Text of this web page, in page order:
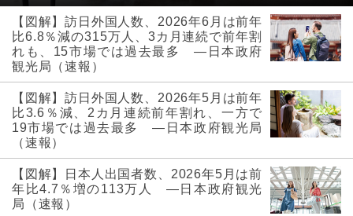
【図解】訪日外国人数、2026年6月は前年
比6.8％減の315万人、3カ月連続で前年割
れも、15市場では過去最多 ―日本政府
観光局（速報）
【図解】訪日外国人数、2026年5月は前年
比3.6％減、2カ月連続前年割れ、一方で
19市場では過去最多 ―日本政府観光局
（速報）
【図解】日本人出国者数、2026年5月は前
年比4.7％増の113万人 ―日本政府観光
局（速報）